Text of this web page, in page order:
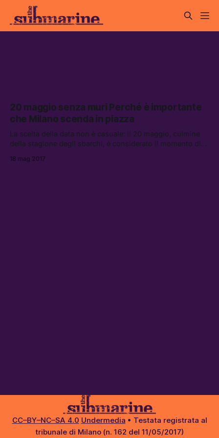
20 maggio senza muri Perché è importante
che Milano scenda in piazza
La scelta della data non è casuale: il 20 maggio, culmine
della stagione degli sbarchi, è considerato il momento di
rifugiati.
18 mag 2017
CC–BY–NC–SA 4.0 Undermedia • Testata registrata al
tribunale di Milano (n. 162 del 11/05/2017)